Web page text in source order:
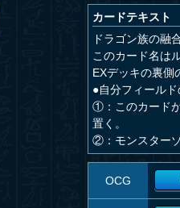
カードテキスト
ドラゴン族の融
このカード名は
EXデッキの裏側
●自分フィール
①：このカード
置く。
②：モンスター
OCG